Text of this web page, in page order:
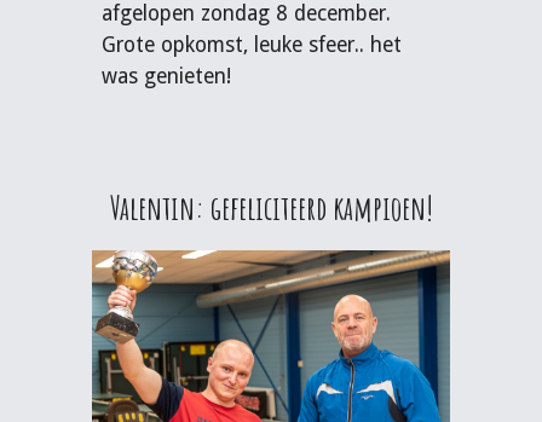
afgelopen zondag 8 december.
Grote opkomst, leuke sfeer.. het
was genieten!
Valentin: gefeliciteerd kampioen!